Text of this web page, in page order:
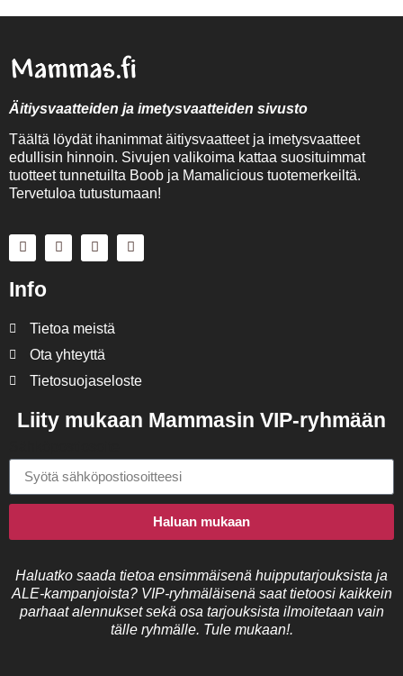
Äitiysvaatteiden ja imetysvaatteiden sivusto
Täältä löydät ihanimmat äitiysvaatteet ja imetysvaatteet
edullisin hinnoin. Sivujen valikoima kattaa suosituimmat
tuotteet tunnetuilta Boob ja Mamalicious tuotemerkeiltä.
Tervetuloa tutustumaan!
Info
Tietoa meistä
Ota yhteyttä
Tietosuojaseloste
Liity mukaan Mammasin VIP-ryhmään
Haluan mukaan
Haluatko saada tietoa ensimmäisenä huipputarjouksista ja
ALE-kampanjoista? VIP-ryhmäläisenä saat tietoosi kaikkein
parhaat alennukset sekä osa tarjouksista ilmoitetaan vain
tälle ryhmälle. Tule mukaan!.